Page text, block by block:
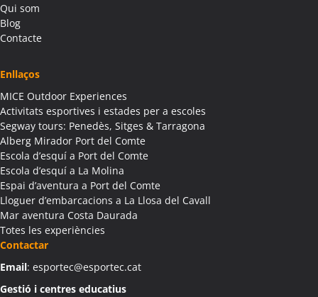
Activitats Teambuilding Empreses Albagés
Activitats Família Amics Albagés
Colònies Escolars Albanyà
Activitats Teambuilding Empreses Albatàrrec
Activitats Família Amics Albatàrrec
Colònies Escolars Albatàrrec
Activitats Teambuilding Empreses Albesa
Activitats Família Amics Albesa
Colònies Escolars Albesa
Activitats Teambuilding Empreses Albi
Activitats Família Amics Albi
Colònies Escolars Albi
Activitats Teambuilding Empreses Albinyana
Qui som
Blog
Contacte
Enllaços
MICE Outdoor Experiences
Activitats esportives i estades per a escoles
Segway tours: Penedès, Sitges & Tarragona
Alberg Mirador Port del Comte
Escola d’esquí a Port del Comte
Escola d’esquí a La Molina
Espai d’aventura a Port del Comte
Lloguer d’embarcacions a La Llosa del Cavall
Mar aventura Costa Daurada
Totes les experiències
Contactar
Email: esportec@esportec.cat
Gestió i centres educatius